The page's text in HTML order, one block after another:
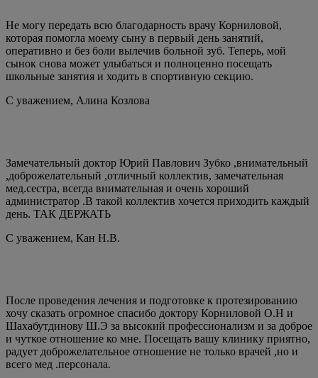
Не могу передать всю благодарность врачу Корниловой,
которая помогла моему сыну в первый день занятий,
оперативно и без боли вылечив больной зуб. Теперь, мой
сынок снова может улыбаться и полноценно посещать
школьные занятия и ходить в спортивную секцию.
С уважением, Алина Козлова
Замечательный доктор Юрий Павлович Зубко ,внимательный
,доброжелательный ,отличный коллектив, замечательная
мед.сестра, всегда внимательная и очень хороший
администратор .В такой коллектив хочется приходить каждый
день. ТАК ДЕРЖАТЬ
С уважением, Кан Н.В.
После проведения лечения и подготовке к протезированию
хочу сказать огромное спасибо доктору Корниловой О.Н и
Шахабутдинову Ш.Э за высокий профессионализм и за доброе
и чуткое отношение ко мне. Посещать вашу клинику приятно,
радует доброжелательное отношение не только врачей ,но и
всего мед .персонала.